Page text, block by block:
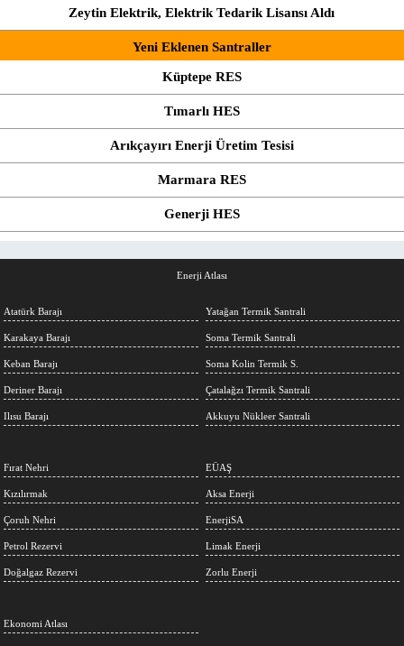
Zeytin Elektrik, Elektrik Tedarik Lisansı Aldı
Yeni Eklenen Santraller
Küptepe RES
Tımarlı HES
Arıkçayırı Enerji Üretim Tesisi
Marmara RES
Generji HES
Enerji Atlası
Atatürk Barajı
Karakaya Barajı
Keban Barajı
Deriner Barajı
Ilısu Barajı
Yatağan Termik Santrali
Soma Termik Santrali
Soma Kolin Termik S.
Çatalağzı Termik Santrali
Akkuyu Nükleer Santrali
Fırat Nehri
Kızılırmak
Çoruh Nehri
Petrol Rezervi
Doğalgaz Rezervi
EÜAŞ
Aksa Enerji
EnerjiSA
Limak Enerji
Zorlu Enerji
Ekonomi Atlası